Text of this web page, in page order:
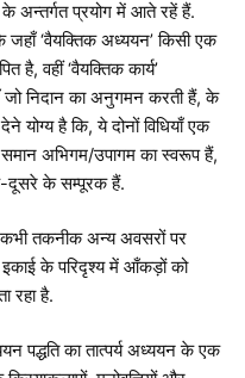
अन्तर्गत प्रयोग में आते रहें हैं.
‘वैयक्तिक अध्ययन’ किसी एक
वहीं ‘वैयक्तिक कार्य’
जो निदान का अनुगमन करती हैं, के
योग्य है कि, ये दोनों विधियाँ एक
अभिगम/उपागम का स्वरूप हैं,
दूसरे के सम्पूरक हैं.
कभी तकनीक अन्य अवसरों पर
के परिदृश्य में आँकड़ों को
रहा है.
पद्धति का तात्पर्य अध्ययन के एक